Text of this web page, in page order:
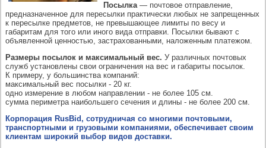
Посылка— почтовое отправление,
предназначенное для пересылки практически любых не запрещенных
к пересылке предметов, не превышающее лимиты по весу и
габаритам для того или иного вида отправки. Посылки бывают с
объявленной ценностью, застрахованными, наложенным платежом.
Размеры посылок и максимальный вес. У различных почтовых
служб установлены свои ограничения на вес и габариты посылок.
К примеру, у большинства компаний:
максимальный вес посылки - 20 кг.
одно измерение в любом направлении - не более 105 см.
сумма периметра наибольшего сечения и длины - не более 200 см.
Корпорация RusBid, сотрудничая со многими почтовыми,
транспортными и грузовыми компаниями, обеспечивает своим
клиентам широкий выбор видов доставки.